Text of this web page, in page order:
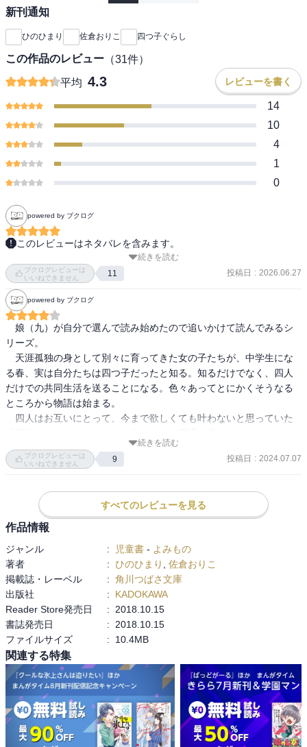
新刊通知
ひのひまり 佐倉おりこ 四つ子ぐらし
この作品のレビュー （31件）
平均 4.3 レビューを書く
14
10
4
1
0
powered by ブクログ
このレビューはネタバレを含みます。
私は最近本屋で見つけました！
幼い頃から別々のところに預けられて‥中学生になる前宮美　三風
が中学自立計画に参加。
そしたら同じ顔の子達がなんと3人も目の前いる！！！！四人の名前
は長女　宮美　一花　次女　宮美　二鳥　三女　宮美　三風　四
女　宮美　四月
育ち、境遇、生い立ち全部が違う！四人と共同生活がはじまる！だ
けど三人、一花、二鳥、三風はだんだん馴染んでいき…でも四月は
大人しく会話に入れてもボソっと呟くのみ
それには自身の苦い経験をしてるから‥その続きは本読んであなた
の目で確かめて見てください！
続きを読む
ブクログレビューは
いいねできません
11 投稿日 : 2026.06.27
powered by ブクログ
娘（九）が自分で選んで読み始めたので追いかけて読んでみるシ
リーズ。
天涯孤独の身として別々に育ってきた女の子たちが、中学生にな
る春、実は自分たちは四つ子だったと知る。知るだけでなく、四人
だけでの共同生活を送ることになる。色々あってとにかくそうなる
ところから物語は始まる。
四人はお互いにとって、今まで欲しくても叶わないと思っていた
もたくさんある。「普通の家族」がどんなものかもわからない。第
一巻である本作では、特に四女の四月（シヅキ）ちゃんがなかなか
もちろん最後はハッピーエンド、口数が少なく人物像がよくわか
らなかった四月ちゃんも、最後には今後の活躍が楽しみになる意外
な一面を見せてくれ、次回予告では早速本領発揮。四人がこれから
そう（悪役となる大人たちはエゲツナイ悪かもしれないけ
ど……）。
続きを読む
ブクログレビューは
いいねできません
9 投稿日 : 2024.07.07
すべてのレビューを見る
作品情報
ジャンル : 児童書 - よみもの
著者
: ひのひまり
佐倉おりこ
掲載誌・レーベル
: 角川つばさ文庫
出版社
:
KADOKAWA
Reader Store発売日
:
2018.10.15
書誌発売日
:
2018.10.15
ファイルサイズ
: 10.4MB
関連する特集